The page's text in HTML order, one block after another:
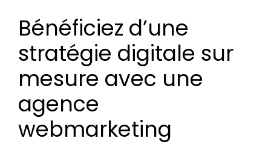
Bénéficiez d’une
stratégie digitale sur
mesure avec une
agence
webmarketing